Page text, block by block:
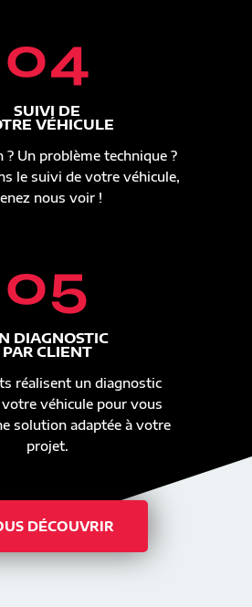
04
SUIVI DE
VÉHICULE
? Un problème technique ?
le suivi de votre véhicule,
nous voir !
05
DIAGNOSTIC
PAR CLIENT
réalisent un diagnostic
véhicule pour vous
solution adaptée à votre
projet.
DÉCOUVRIR